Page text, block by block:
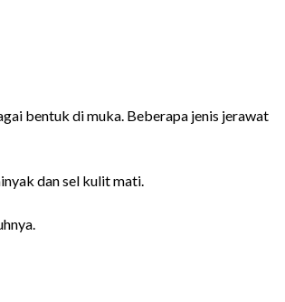
bentuk di muka. Beberapa jenis jerawat
dan sel kulit mati.